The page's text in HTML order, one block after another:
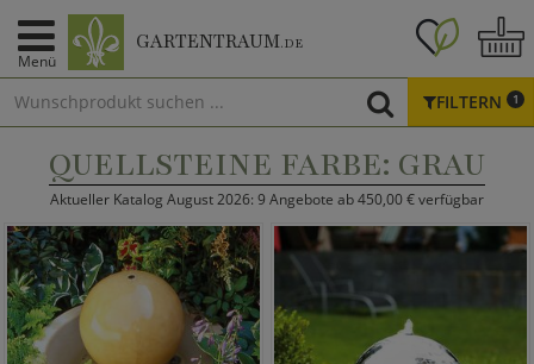
Menü
GARTENTRAUM.DE
FILTERN 1
QUELLSTEINE FARBE: GRAU
Aktueller Katalog August 2026: 9 Angebote ab 450,00 € verfügbar